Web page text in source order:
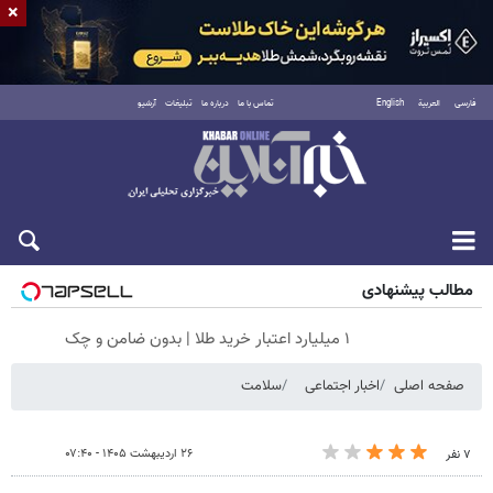
فارسی العربية English تماس با ما درباره ما تبلیغات آرشیو
پنجشنبه ۱۵ مرداد ۱۴۰۵
مطالب پیشنهادی
۱ میلیارد اعتبار خرید طلا | بدون ضامن و چک
صفحه اصلی اخبار اجتماعی سلامت
۷ نفر ۲۶ اردیبهشت ۱۴۰۵ - ۰۷:۴۰
×